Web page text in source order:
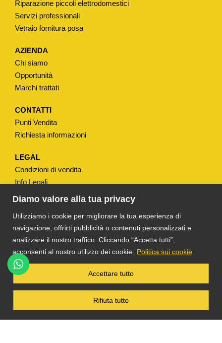
Diamo valore alla tua privacy
Utilizziamo i cookie per migliorare la tua esperienza di
navigazione, offrirti pubblicità o contenuti personalizzati e
analizzare il nostro traffico. Cliccando “Accetta tutti”,
acconsenti al nostro utilizzo dei cookie.
Politica sui cookie
Rifiuta tutto
Accettare tutto
8
0
M
a
Riparazione piccoli elettrodomestici
Servizi professionali
Vetraio fornitura posa
AZIENDA
Chi siamo
Opportunità
Marchi trattati
CONTATTI
Punti Vendita
Richiesta informazioni
LEGAL
Condizioni di vendita
Info Legali
Note Legali
TS DACOM
S.R.L. UNIPERSONALE P. IVA
03055900231 © COPYRIGHT 2025 TUTTI I